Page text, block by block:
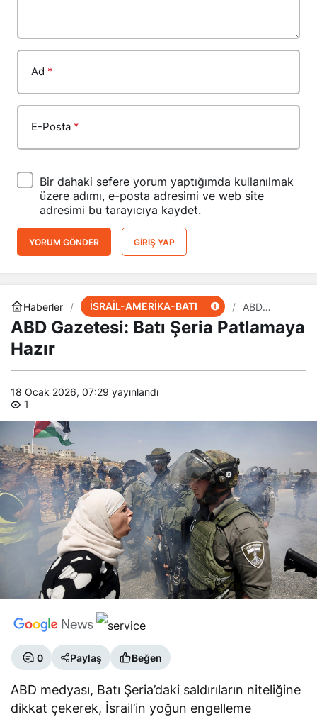
Ad *
E-Posta *
Bir dahaki sefere yorum yaptığımda kullanılmak
üzere adımı, e-posta adresimi ve web site
adresimi bu tarayıcıya kaydet.
YORUM GÖNDER GIRIŞ YAP
Haberler İSRAİL-AMERİKA-BATI
ABD
Gazetesi:
Batı Şeria
ABD Gazetesi: Batı Şeria Patlamaya
Hazır
18 Ocak 2026, 07:29 yayınlandı
1
0 Paylaş Beğen
ABD medyası, Batı Şeria’daki saldırıların niteliğine
dikkat çekerek, İsrail’in yoğun engelleme